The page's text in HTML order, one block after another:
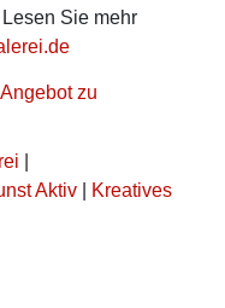
Sie mehr
zu
|
Aktiv | Kreatives